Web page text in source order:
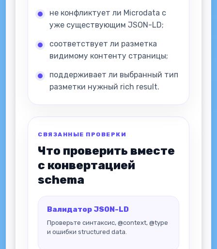
не конфликтует ли Microdata с
уже существующим JSON-LD;
соответствует ли разметка
видимому контенту страницы;
поддерживает ли выбранный тип
разметки нужный rich result.
СВЯЗАННЫЕ ПРОВЕРКИ
Что проверить вместе
с конвертацией
schema
Валидатор JSON-LD
Проверьте синтаксис, @context, @type
и ошибки structured data.